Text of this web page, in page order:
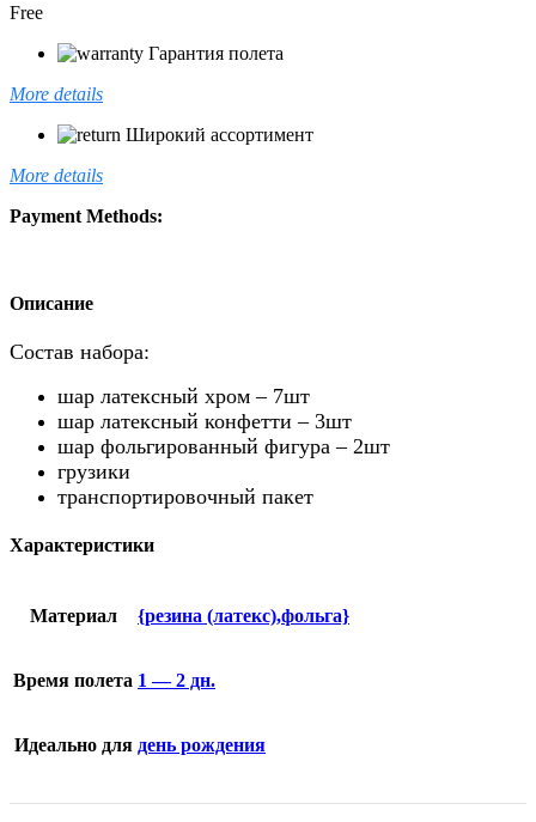
Free
Гарантия полета
More details
Широкий ассортимент
More details
Payment Methods:
Описание
Состав набора:
шар латексный хром – 7шт
шар латексный конфетти – 3шт
шар фольгированный фигура – 2шт
грузики
транспортировочный пакет
Характеристики
Материал {резина (латекс),фольга}
Время полета 1 — 2 дн.
Идеально для день рождения